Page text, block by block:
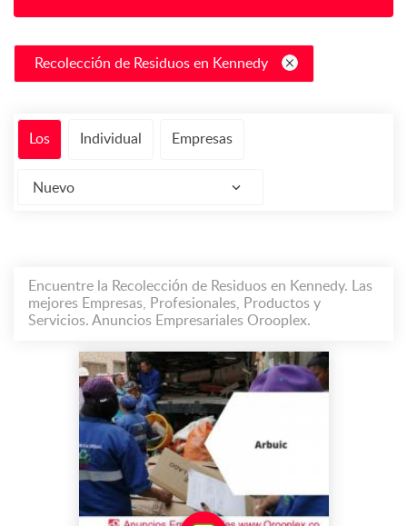
Recolección de Residuos en Kennedy
Los Individual Empresas
Nuevo
Encuentre la Recolección de Residuos en Kennedy. Las
mejores Empresas, Profesionales, Productos y
Servicios. Anuncios Empresariales Orooplex.